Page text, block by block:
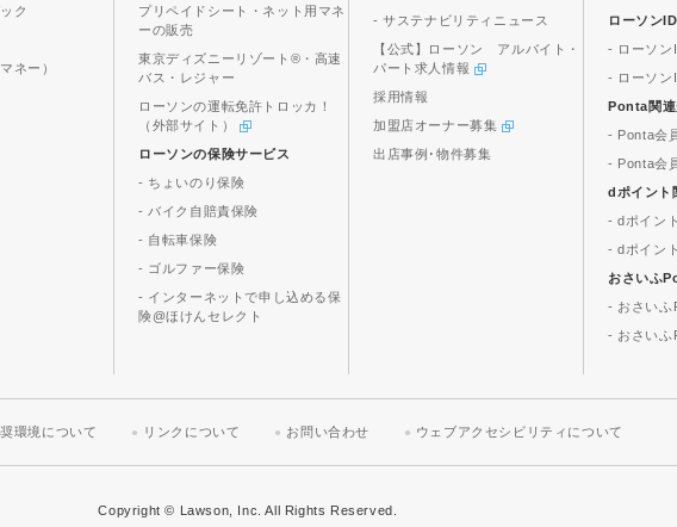
ク
ネー）
プリペイドシート・ネット用マネ
ーの販売
東京ディズニーリゾート®・高速
バス・レジャー
ローソンの運転免許トロッカ！
（外部サイト）
ローソンの保険サービス
- ちょいのり保険
- バイク自賠責保険
- 自転車保険
- ゴルファー保険
- インターネットで申し込める保
険@ほけんセレクト
- サステナビリティニュース
【公式】ローソン アルバイト・
パート求人情報
採用情報
加盟店オーナー募集
出店事例･物件募集
ローソン
- ローソン
- ローソン
Ponta関連
- Ponta会
- Ponta会
dポイント
- dポイン
- dポイン
おさいふ
- おさいふ
- おさいふ
環境について リンクについて お問い合わせ ウェブアクセシビリティについて
Copyright © Lawson, Inc. All Rights Reserved.